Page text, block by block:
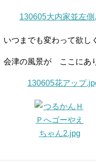
いつまでも変わって欲し
会津の風景が ここにあ